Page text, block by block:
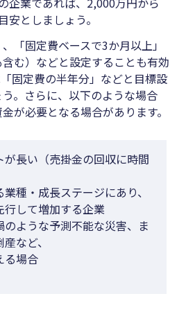
としましょう。
「固定費ベースで3か月以上」
含む）などと設定することも有効
固定費の半年分」などと目標設
。さらに、以下のような場合
が必要となる場合があります。
が長い（売掛金の回収に時間
種・成長ステージにあり、
して増加する企業
のような予測不能な災害、ま
など、
る場合